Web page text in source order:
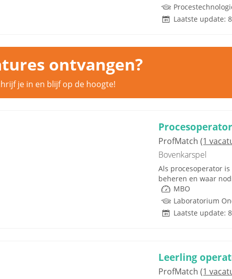
Laatste update:
ontvangen?
je in en blijf op de hoogte!
ProfMatch (1
Bovenkarspel
Als procesoperator
beheren en waar
MBO
Laatste update:
Leerling
ProfMatch (1